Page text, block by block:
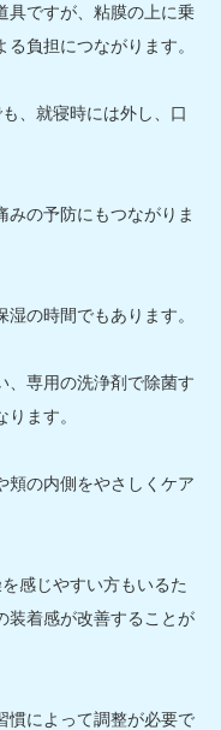
具ですが、粘膜の上に乗
負担につながります。
、就寝時には外し、口
みの予防にもつながりま
の時間でもあります。
、専用の洗浄剤で除菌す
ます。
頬の内側をやさしくケア
感じやすい方もいるた
装着感が改善することが
慣によって調整が必要で